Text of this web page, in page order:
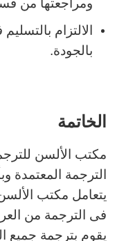
الالتزام
بالجودة.
الخاتمة
مكتب الألسن
الترجمة المعتمدة
يتعامل مكتب
فى الترجمة من
يقوم بترجمة جميع